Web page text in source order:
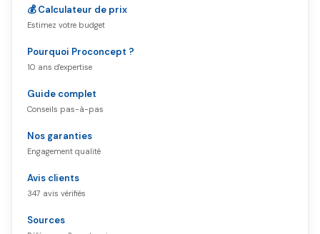
💰 Calculateur de prix
Estimez votre budget
Pourquoi Proconcept ?
10 ans d'expertise
Guide complet
Conseils pas-à-pas
Nos garanties
Engagement qualité
Avis clients
347 avis vérifiés
Sources